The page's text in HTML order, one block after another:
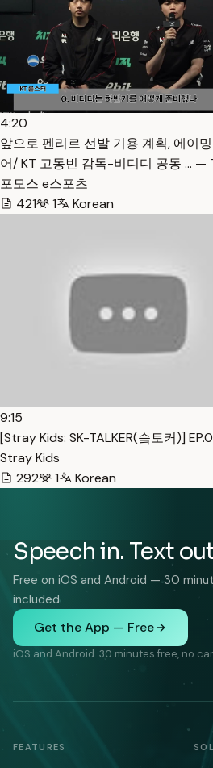
4:20
앞으로 펜리르 선발 기용 계획, 에이
어/ KT 고동빈 감독-비디디 공동 … —
포모스 e스포츠
421
1 Korean
9:15
[Stray Kids: SK-TALKER(슼토커)]
Stray Kids
292
1 Korean
Speech in. Text
Free on iOS and Android — 30
included.
Get the App — Free
iOS and Android. 30 minutes free, no
FEATURES